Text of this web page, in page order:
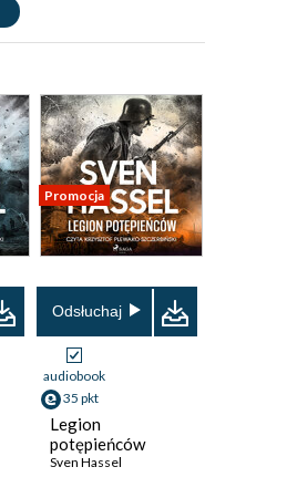
Promocja
Odsłuchaj
audiobook
35 pkt
Legion
potępieńców
Sven Hassel